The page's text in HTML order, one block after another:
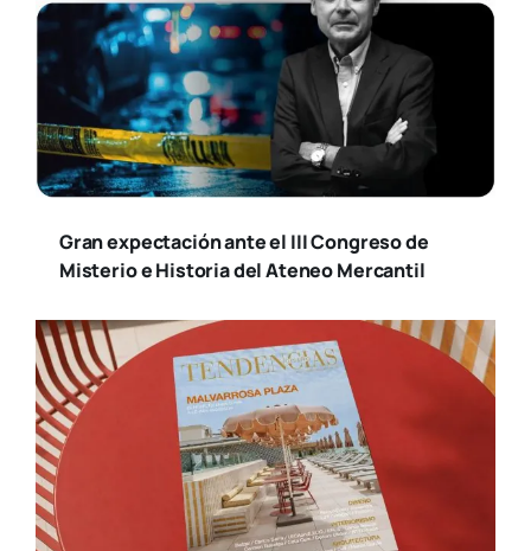
Gran expectación ante el III Congreso de
Misterio e Historia del Ateneo Mercantil